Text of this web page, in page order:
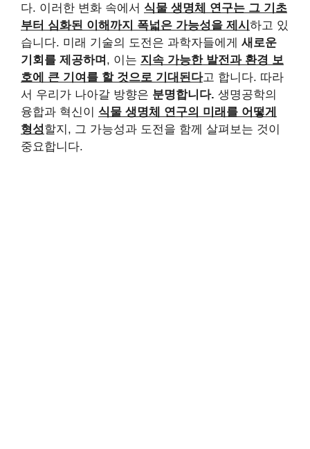
다. 이러한 변화 속에서 식물 생명체 연구는 그 기초
부터 심화된 이해까지 폭넓은 가능성을 제시 하고 있
습니다. 미래 기술의 도전은 과학자들에게 새로운
기회를 제공하며 , 이는 지속 가능한 발전과 환경 보
호에 큰 기여를 할 것으로 기대된다고 합니다. 따라
서 우리가 나아갈 방향은 분명합니다. 생명공학의
융합과 혁신이 식물 생명체 연구의 미래를 어떻게
형성할지, 그 가능성과 도전을 함께 살펴보는 것이
중요합니다.